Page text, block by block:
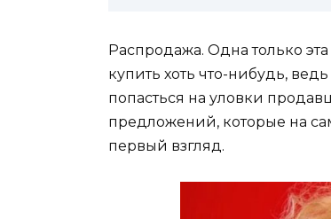
Распродажа. Одна только
купить хоть что-нибудь,
попасться на уловки
предложений, которые на
первый взгляд.